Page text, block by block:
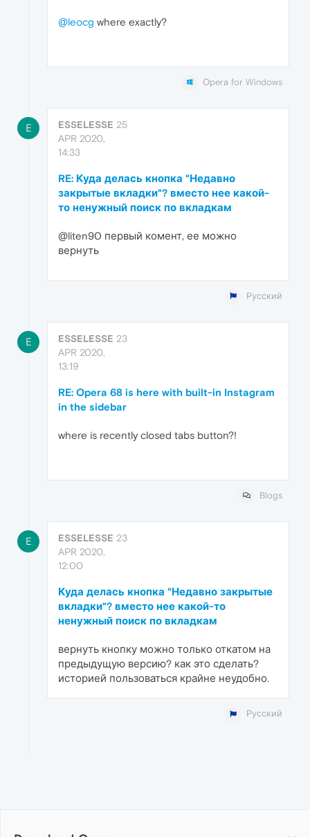
@leocg where exactly?
Opera for Windows
E ESSELESSE 25
APR 2020,
14:33
RE: Куда делась кнопка "Недавно
закрытые вкладки"? вместо нее какой-
то ненужный поиск по вкладкам
@liten90 первый комент, ее можно
вернуть
Русский
E ESSELESSE 23
APR 2020,
13:19
RE: Opera 68 is here with built-in Instagram
in the sidebar
where is recently closed tabs button?!
Blogs
E ESSELESSE 23
APR 2020,
12:00
Куда делась кнопка "Недавно закрытые
вкладки"? вместо нее какой-то
ненужный поиск по вкладкам
вернуть кнопку можно только откатом на
предыдущую версию? как это сделать?
историей пользоваться крайне неудобно.
Русский